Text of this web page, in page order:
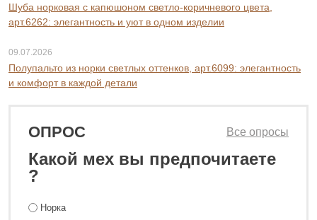
Шуба норковая с капюшоном светло-коричневого цвета,
арт.6262: элегантность и уют в одном изделии
09.07.2026
Полупальто из норки светлых оттенков, арт.6099: элегантность
и комфорт в каждой детали
ОПРОС
Какой мех вы предпочитаете
?
Все опросы
Норка